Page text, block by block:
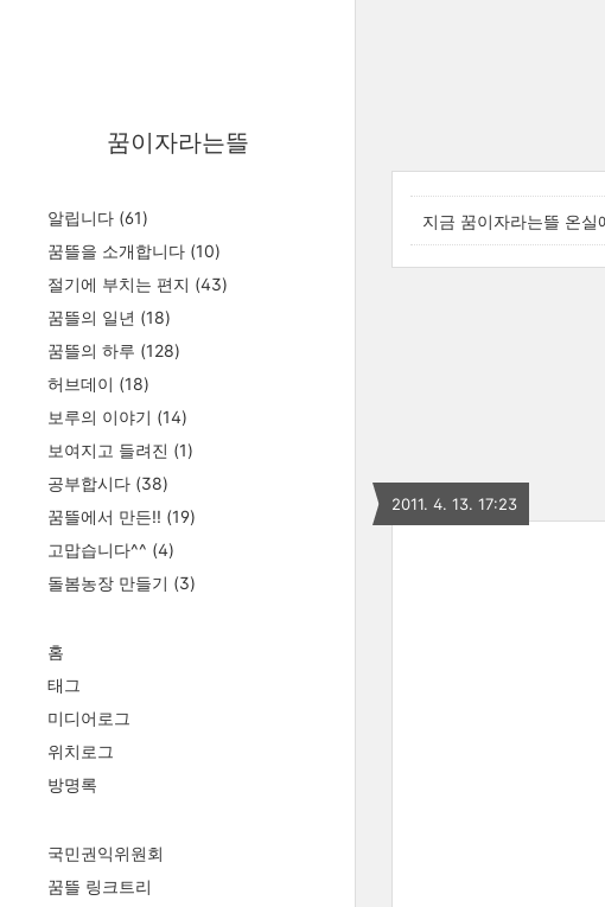
꿈이자라는뜰
알립니다 (61)
꿈뜰을 소개합니다 (10)
절기에 부치는 편지 (43)
꿈뜰의 일년 (18)
꿈뜰의 하루 (128)
허브데이 (18)
보루의 이야기 (14)
보여지고 들려진 (1)
공부합시다 (38)
꿈뜰에서 만든!! (19)
고맙습니다^^ (4)
돌봄농장 만들기 (3)
홈
태그
미디어로그
위치로그
방명록
국민권익위원회
꿈뜰 링크트리
지금 꿈이자라는뜰 온실
2011. 4. 13. 17:23